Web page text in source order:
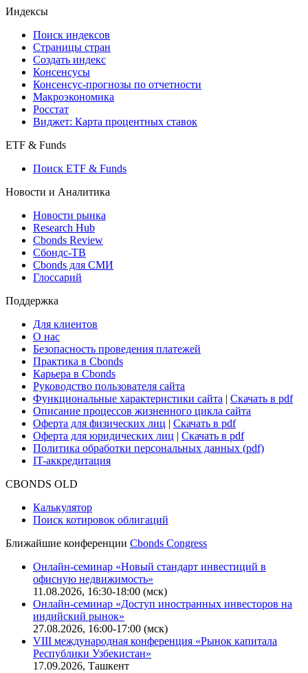
Индексы
Поиск индексов
Страницы стран
Создать индекс
Консенсусы
Консенсус-прогнозы по отчетности
Макроэкономика
Росстат
Виджет: Карта процентных ставок
ETF & Funds
Поиск ETF & Funds
Новости и Аналитика
Новости рынка
Research Hub
Cbonds Review
Сбондс-ТВ
Cbonds для СМИ
Глоссарий
Поддержка
Для клиентов
О нас
Безопасность проведения платежей
Практика в Cbonds
Карьера в Cbonds
Руководство пользователя сайта
Функциональные характеристики сайта | Скачать в pdf
Описание процессов жизненного цикла сайта
Оферта для физических лиц | Скачать в pdf
Оферта для юридических лиц | Скачать в pdf
Политика обработки персональных данных (pdf)
IT-аккредитация
CBONDS OLD
Калькулятор
Поиск котировок облигаций
Ближайшие конференции Cbonds Congress
Онлайн-семинар «Новый стандарт инвестиций в
офисную недвижимость»
11.08.2026, 16:30-18:00 (мск)
Онлайн-семинар «Доступ иностранных инвесторов на
индийский рынок»
27.08.2026, 16:00-17:00 (мск)
VIII международная конференция «Рынок капитала
Республики Узбекистан»
17.09.2026, Ташкент